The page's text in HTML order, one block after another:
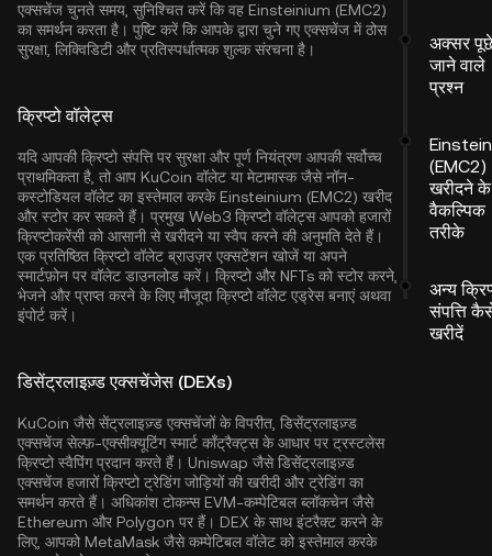
एक्सचेंज चुनते समय, सुनिश्चित करें कि वह Einsteinium (EMC2)
का समर्थन करता है। पुष्टि करें कि आपके द्वारा चुने गए एक्सचेंज में ठोस
सुरक्षा, लिक्विडिटी और प्रतिस्पर्धात्मक शुल्क संरचना है।
क्रिप्टो वॉलेट्स
यदि आपकी क्रिप्टो संपत्ति पर सुरक्षा और पूर्ण नियंत्रण आपकी सर्वोच्च
प्राथमिकता है, तो आप KuCoin वॉलेट या मेटामास्क जैसे नॉन-
कस्टोडियल वॉलेट का इस्तेमाल करके Einsteinium (EMC2) खरीद
और स्टोर कर सकते हैं। प्रमुख Web3 क्रिप्टो वॉलेट्स आपको हजारों
क्रिप्टोकरेंसी को आसानी से खरीदने या स्वैप करने की अनुमति देते हैं।
एक प्रतिष्ठित क्रिप्टो वॉलेट ब्राउज़र एक्सटेंशन खोजें या अपने
स्मार्टफ़ोन पर वॉलेट डाउनलोड करें। क्रिप्टो और NFTs को स्टोर करने,
भेजने और प्राप्त करने के लिए मौजूदा क्रिप्टो वॉलेट एड्रेस बनाएं अथवा
इंपोर्ट करें।
डिसेंट्रलाइज़्ड एक्सचेंजेस (DEXs)
KuCoin जैसे सेंट्रलाइज़्ड एक्सचेंजों के विपरीत, डिसेंट्रलाइज़्ड
एक्सचेंज सेल्फ़-एक्सीक्यूटिंग स्मार्ट कॉंट्रैक्ट्स के आधार पर ट्रस्टलेस
क्रिप्टो स्वैपिंग प्रदान करते हैं। Uniswap जैसे डिसेंट्रलाइज़्ड
एक्सचेंज हजारों क्रिप्टो ट्रेडिंग जोड़ियों की खरीदी और ट्रेडिंग का
समर्थन करते हैं। अधिकांश टोकन्स EVM-कम्पेटिबल ब्लॉकचेन जैसे
Ethereum और Polygon पर हैं। DEX के साथ इंटरैक्ट करने के
लिए, आपको MetaMask जैसे कम्पेटिबल वॉलेट को इस्तेमाल करके
अक्सर
जाने वाले
प्रश्न
(EMC2)
खरीदने के
वैकल्पिक
तरीके
अन्य
संपत्ति
खरीदें